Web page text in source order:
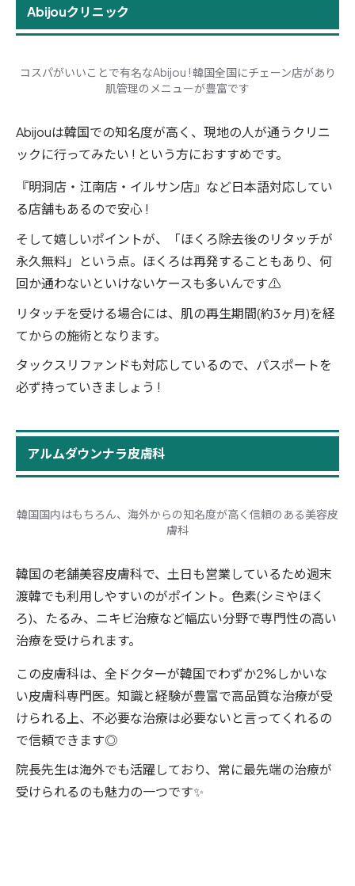
Abijouクリニック
コスパがいいことで有名なAbijou ! 韓国全国にチェーン店があり
肌管理のメニューが豊富です
Abijouは韓国での知名度が高く、現地の人が通うクリニ
ックに行ってみたい ! という方におすすめです。
『明洞店・江南店・イルサン店』など日本語対応してい
る店舗もあるので安心 !
そして嬉しいポイントが、「ほくろ除去後のリタッチが
永久無料」という点。ほくろは再発することもあり、何
回か通わないといけないケースも多いんです⚠️
リタッチを受ける場合には、肌の再生期間(約3ヶ月)を経
てからの施術となります。
タックスリファンドも対応しているので、パスポートを
必ず持っていきましょう !
アルムダウンナラ皮膚科
韓国国内はもちろん、海外からの知名度が高く信頼のある美容皮
膚科
韓国の老舗美容皮膚科で、土日も営業しているため週末
渡韓でも利用しやすいのがポイント。色素(シミやほく
ろ)、たるみ、ニキビ治療など幅広い分野で専門性の高い
治療を受けられます。
この皮膚科は、全ドクターが韓国でわずか2%しかいな
い皮膚科専門医。知識と経験が豊富で高品質な治療が受
けられる上、不必要な治療は必要ないと言ってくれるの
で信頼できます◎
院長先生は海外でも活躍しており、常に最先端の治療が
受けられるのも魅力の一つです✨